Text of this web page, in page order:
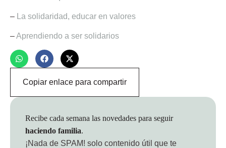
– La solidaridad, educar en valores
–Aprendiendo a ser solidarios
Copiar enlace para compartir
Recibe cada semana las novedades para seguir
haciendo familia.
¡Nada de SPAM! solo contenido útil que te